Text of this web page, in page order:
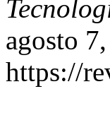
agosto
https://